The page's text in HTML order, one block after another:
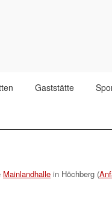
Gaststätte
Mainlandhalle in Höchberg (